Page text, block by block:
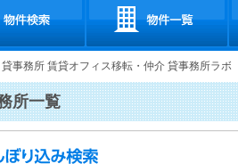
事務所 賃貸オフィス移転・仲介 貸事務所ラボ
所一覧